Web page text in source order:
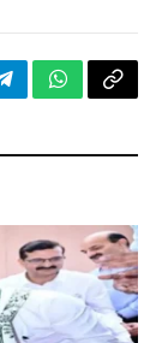
TelegramWhatsApp
Copy